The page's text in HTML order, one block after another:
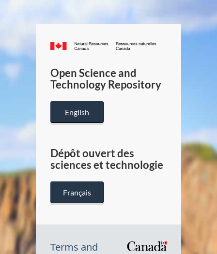
Canada.ca
/
Canada
Open Science and
Technology Repository
English
Dépôt ouvert des
sciences et technologie
Français
Terms and